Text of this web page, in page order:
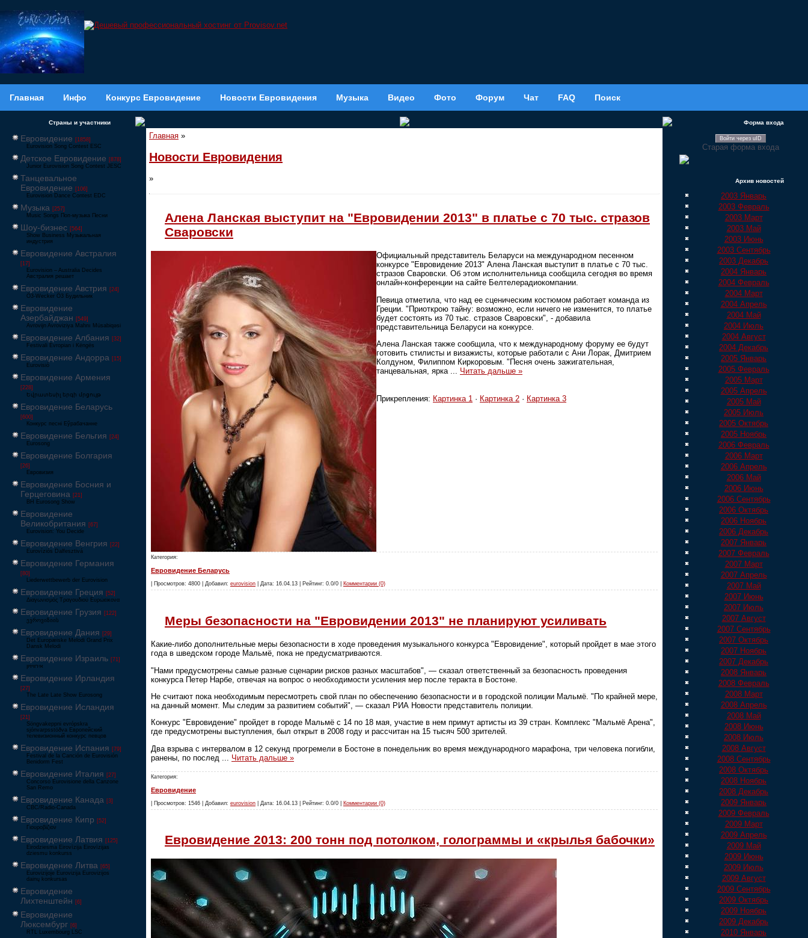
Главная Инфо Конкурс Евровидение Новости Евровидения Музыка Видео Фото Форум Чат FAQ Поиск
Страны и участники
Евровидение [1858]
Eurovision Song Contest ESC
Детское Евровидение [878]
Junior Eurovision Song Contest JESC
Танцевальное
Евровидение [106]
Eurovision Dance Contest EDC
Музыка [257]
Music Songs Поп-музыка Песни
Шоу-бизнес [564]
Show Business Музыкальная
индустрия
Евровидение Австралия
[17]
Eurovision – Australia Decides
Австралия решает
Евровидение Австрия [24]
Ö3-Wecker Ö3 Будильник
Евровидение
Азербайджан [549]
Avrovijn Avroviziya Mahnı Müsabiqəsi
Евровидение Албания [32]
Festivali Evropian i Këngës
Евровидение Андорра [15]
Eurovisió
Евровидение Армения
[228]
Եվրատեսիլ երգի մրցույթ
Евровидение Беларусь
[600]
Конкурс песні Еўрабачанне
Евровидение Бельгия [24]
Eurosong
Евровидение Болгария
[26]
Евровизия
Евровидение Босния и
Герцеговина [21]
BH Eurosong Show
Евровидение
Великобритания [67]
Eurovision: You Decide
Евровидение Венгрия [22]
Eurovíziós Dalfesztivá
Евровидение Германия
[80]
Liederwettbewerb der Eurovision
Евровидение Греция [52]
Διαγωνισμός Τραγουδιού Ευρώεικονα
Евровидение Грузия [122]
ევროვიზიის
Евровидение Дания [29]
Det Europæiske Melodi Grand Prix
Dansk Melodi
Евровидение Израиль [71]
‏אירוויזיון
Евровидение Ирландия
[27]
The Late Late Show Eurosong
Евровидение Исландия
[21]
Söngvakeppni evrópskra
sjónvarpsstöðva Европейский
телевизионный конкурс певцов
Евровидение Испания [79]
Festival de la Canción de Eurovisión
Benidorm Fest
Евровидение Италия [27]
Concorso Eurovisione della Canzone
San Remo
Евровидение Канада [3]
CBC/Radio-Canada
Евровидение Кипр [52]
Γιουροβίζιον
Евровидение Латвия [125]
Eirodziesma Eirovīzija Eirovīzijas
dziesmu konkurss
Евровидение Литва [65]
Eurovizijoje Eurovizija Eurovizijos
dainų konkursas
Евровидение
Лихтенштейн [6]
Евровидение
Люксембург [6]
RTL Luxembourg LSC
Главная »
Новости Евровидения
»
Алена Ланская выступит на "Евровидении 2013" в платье с 70 тыс. стразов
Сваровски
Официальный представитель Беларуси на международном песенном
конкурсе "Евровидение 2013" Алена Ланская выступит в платье с 70 тыс.
стразов Сваровски. Об этом исполнительница сообщила сегодня во время
онлайн-конференции на сайте Белтелерадиокомпании.
Певица отметила, что над ее сценическим костюмом работает команда из
Греции. "Приоткрою тайну: возможно, если ничего не изменится, то платье
будет состоять из 70 тыс. стразов Сваровски", - добавила
представительница Беларуси на конкурсе.
Алена Ланская также сообщила, что к международному форуму ее будут
готовить стилисты и визажисты, которые работали с Ани Лорак, Дмитрием
Колдуном, Филиппом Киркоровым. "Песня очень зажигательная,
танцевальная, ярка
Читать дальше »
Прикрепления: Картинка 1 · Картинка 2 · Картинка 3
Категория:
Евровидение Беларусь
| Просмотров: 4800 | Добавил: eurovision | Дата: 16.04.13 | Рейтинг: 0.0/0 | Комментарии (0)
Меры безопасности на "Евровидении 2013" не планируют усиливать
Какие-либо дополнительные меры безопасности в ходе проведения музыкального конкурса "Евровидение", который пройдет в мае этого
года в шведском городе Мальмё, пока не предусматриваются.
"Нами предусмотрены самые разные сценарии рисков разных масштабов", — сказал ответственный за безопасность проведения
конкурса Петер Нарбе, отвечая на вопрос о необходимости усиления мер после теракта в Бостоне.
Не считают пока необходимым пересмотреть свой план по обеспечению безопасности и в городской полиции Мальмё. "По крайней мере,
на данный момент. Мы следим за развитием событий", — сказал РИА Новости представитель полиции.
Конкурс "Евровидение" пройдет в городе Мальмё с 14 по 18 мая, участие в нем примут артисты из 39 стран. Комплекс "Мальмё Арена",
где предусмотрены выступления, был открыт в 2008 году и рассчитан на 15 тысяч 500 зрителей.
Два взрыва с интервалом в 12 секунд прогремели в Бостоне в понедельник во время международного марафона, три человека погибли,
ранены, по послед
Читать дальше »
Категория:
Евровидение
| Просмотров: 1546 | Добавил: eurovision | Дата: 16.04.13 | Рейтинг: 0.0/0 | Комментарии (0)
Евровидение 2013: 200 тонн под потолком, голограммы и «крылья бабочки»
Форма входа
Войти через uID
Старая форма входа
Архив новостей
2003 Январь
2003 Февраль
2003 Март
2003 Май
2003 Июнь
2003 Сентябрь
2003 Декабрь
2004 Январь
2004 Февраль
2004 Март
2004 Апрель
2004 Май
2004 Июль
2004 Август
2004 Декабрь
2005 Январь
2005 Февраль
2005 Март
2005 Апрель
2005 Май
2005 Июль
2005 Октябрь
2005 Ноябрь
2006 Февраль
2006 Март
2006 Апрель
2006 Май
2006 Июнь
2006 Сентябрь
2006 Октябрь
2006 Ноябрь
2006 Декабрь
2007 Январь
2007 Февраль
2007 Март
2007 Апрель
2007 Май
2007 Июнь
2007 Июль
2007 Август
2007 Сентябрь
2007 Октябрь
2007 Ноябрь
2007 Декабрь
2008 Январь
2008 Февраль
2008 Март
2008 Апрель
2008 Май
2008 Июнь
2008 Июль
2008 Август
2008 Сентябрь
2008 Октябрь
2008 Ноябрь
2008 Декабрь
2009 Январь
2009 Февраль
2009 Март
2009 Апрель
2009 Май
2009 Июнь
2009 Июль
2009 Август
2009 Сентябрь
2009 Октябрь
2009 Ноябрь
2009 Декабрь
2010 Январь